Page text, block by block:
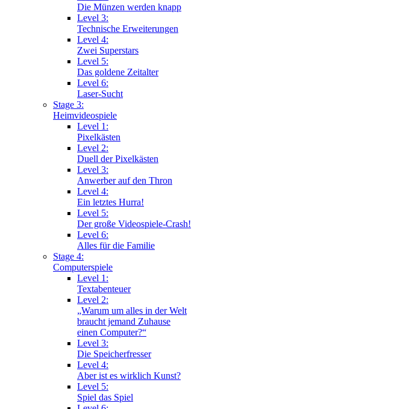
Die Münzen werden knapp
Level 3:
Technische Erweiterungen
Level 4:
Zwei Superstars
Level 5:
Das goldene Zeitalter
Level 6:
Laser-Sucht
Stage 3:
Heimvideospiele
Level 1:
Pixelkästen
Level 2:
Duell der Pixelkästen
Level 3:
Anwerber auf den Thron
Level 4:
Ein letztes Hurra!
Level 5:
Der große Videospiele-Crash!
Level 6:
Alles für die Familie
Stage 4:
Computerspiele
Level 1:
Textabenteuer
Level 2:
„Warum um alles in der Welt
braucht jemand Zuhause
einen Computer?“
Level 3:
Die Speicherfresser
Level 4:
Aber ist es wirklich Kunst?
Level 5:
Spiel das Spiel